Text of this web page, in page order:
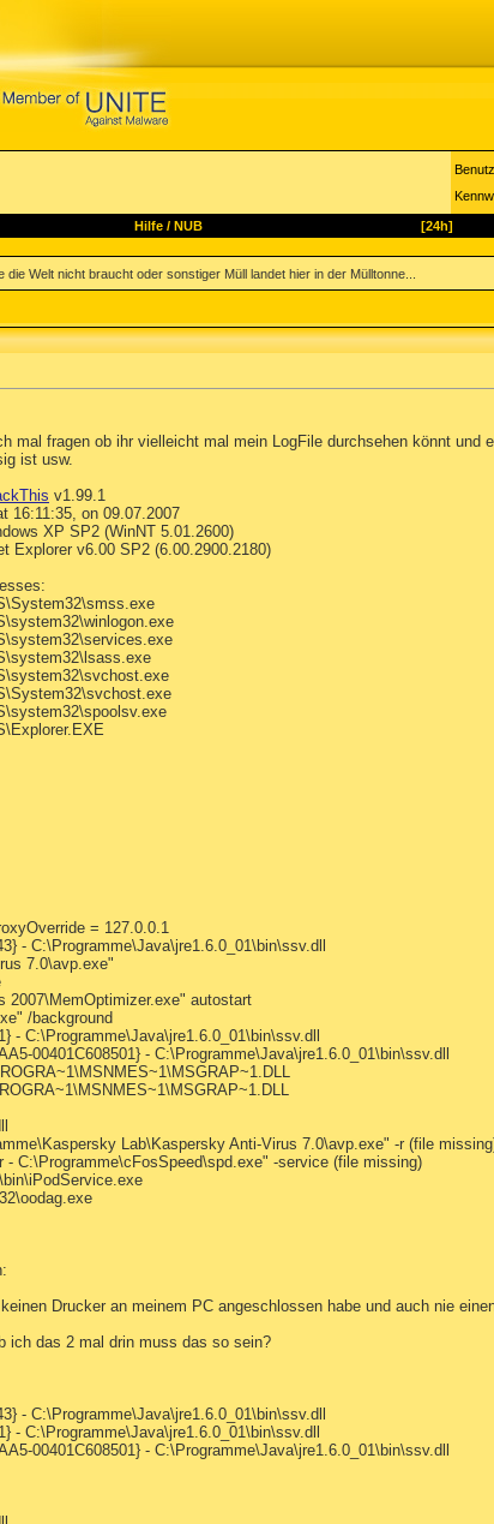
Hilfe/ NUB [24h]
Welt nicht braucht oder sonstiger Müll landet hier in der Mülltonne...
mal fragen ob ihr vielleicht mal mein LogFile durchsehen könnt und
ist usw.
v1.99.1
16:11:35, on 09.07.2007
XP SP2 (WinNT 5.01.2600)
Explorer v6.00 SP2 (6.00.2900.2180)
= 127.0.0.1
- C:\Programme\Java\jre1.6.0_01\bin\ssv.dll
7.0\avp.exe"
2007\MemOptimizer.exe" autostart
/background
- C:\Programme\Java\jre1.6.0_01\bin\ssv.dll
00401C608501} - C:\Programme\Java\jre1.6.0_01\bin\ssv.dll
Lab\Kaspersky Anti-Virus 7.0\avp.exe" -r (file
C:\Programme\cFosSpeed\spd.exe" -service (file missing)
Drucker an meinem PC angeschlossen habe und auch nie
ich das 2 mal drin muss das so sein?
- C:\Programme\Java\jre1.6.0_01\bin\ssv.dll
- C:\Programme\Java\jre1.6.0_01\bin\ssv.dll
00401C608501} - C:\Programme\Java\jre1.6.0_01\bin\ssv.dll